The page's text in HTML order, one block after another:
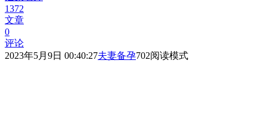
1372
文章
0
评论
2023年5月9日 00:40:27夫妻备孕702阅读模式